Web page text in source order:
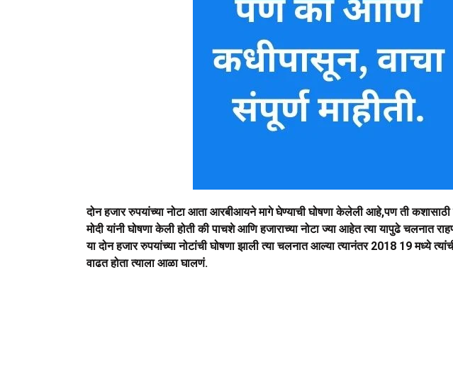
दोन हजार रुपयांच्या नोटा आता आरबीआयने मागे घेण्याची घोषणा केलेली आहे,पण ती
मोदी यांनी घोषणा केली होती की पाचशे आणि हजाराच्या नोटा ज्या आहेत त्या यापुढे चलनात
या दोन हजार रुपयांच्या नोटांची घोषणा झाली त्या चलनात आल्या त्यानंतर 2018 19 मध्ये
वाढत होता त्याला आळा घालणं.